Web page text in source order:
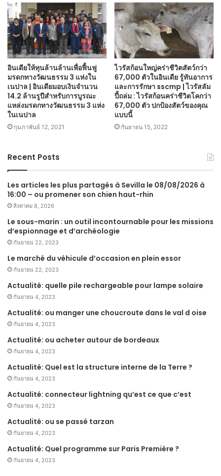
อินเดียให้ทุนล้านล้านเพื่อฟื้นฟู
มรดกทางวัฒนธรรม 3 แห่งใน
เนปาล | อินเดียมอบเงินจำนวน
14.2 ล้านรูปีสำหรับการบูรณะ
แหล่งมรดกทางวัฒนธรรม 3 แห่ง
ในเนปาล
กุมภาพันธ์ 12, 2021
ไวรัสก้อนใหญ่คร่าชีวิตสัตว์กว่า
67,000 ตัวในอินเดีย รู้ทันอาการ
และการรักษา sscmp | ไวรัสลัม
ปี้ถล่ม : ไวรัสก้อนคร่าชีวิตโคกว่า
67,000 ตัว ปกป้องสัตว์ของคุณ
แบบนี้
กันยายน 15, 2022
Recent Posts
Les articles les plus partagés à Sevilla le 08/08/2026 à
16:00 – ou promener son chien haut-rhin
สิงหาคม 8, 2026
Le sous-marin : un outil incontournable pour les missions
d’espionnage et d’archéologie
กันยายน 22, 2023
Le marché du véhicule d’occasion en plein essor
กันยายน 22, 2023
Actualité: quelle pile rechargeable pour lampe solaire
กันยายน 4, 2023
Actualité: ou manger une choucroute dans le val d oise
กันยายน 4, 2023
Actualité: ou acheter autour de bordeaux
กันยายน 4, 2023
Actualité: Quel est la structure interne de la Terre ?
กันยายน 4, 2023
Actualité: connecteur lightning qu’est ce que c’est
กันยายน 4, 2023
Actualité: ou se passé tarzan
กันยายน 4, 2023
Actualité: Quel programme sur Paris Première ?
กันยายน 4, 2023